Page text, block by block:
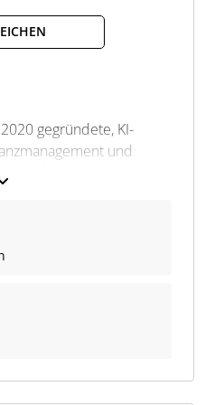
gegründete, KI-
und
wie
und unterstützt die
und
(u. a. XRechnung,
wie ein Belegimport